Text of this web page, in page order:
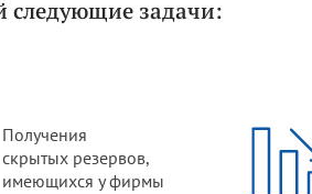
задачи:
Получения
скрытых резервов,
имеющихся у фирмы